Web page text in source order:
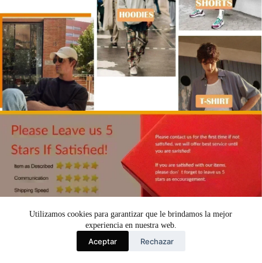
Utilizamos cookies para garantizar que le brindamos la mejor
experiencia en nuestra web.
Aceptar Rechazar